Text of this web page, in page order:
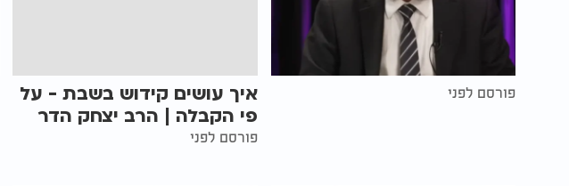
פורסם לפני
איך עושים קידוש בשבת - על
פי הקבלה | הרב יצחק הדר
פורסם לפני